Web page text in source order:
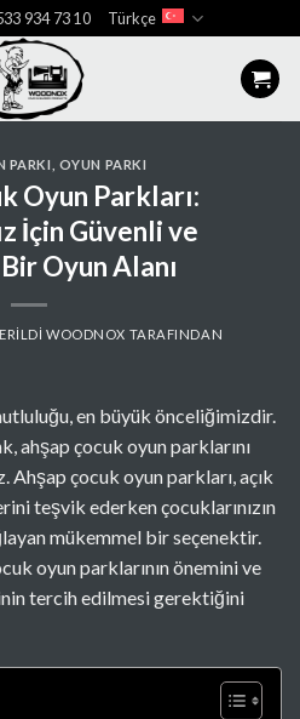
934 73 10 Türkçe
PARKI OYUN PARKI
Oyun Parkları:
İçin Güvenli ve
Oyun Alanı
WOODNOX TARAFINDAN
en büyük önceliğimizdir.
ahşap çocuk oyun parklarını
çocuk oyun parkları, açık
teşvik ederken çocuklarınızın
mükemmel bir seçenektir.
oyun parklarının önemini ve
tercih edilmesi gerektiğini